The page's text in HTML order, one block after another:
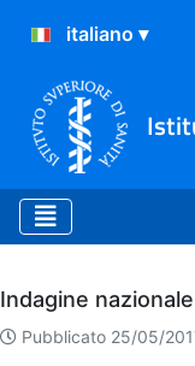
Archivio
Indagine
Pubblicato 25/05/